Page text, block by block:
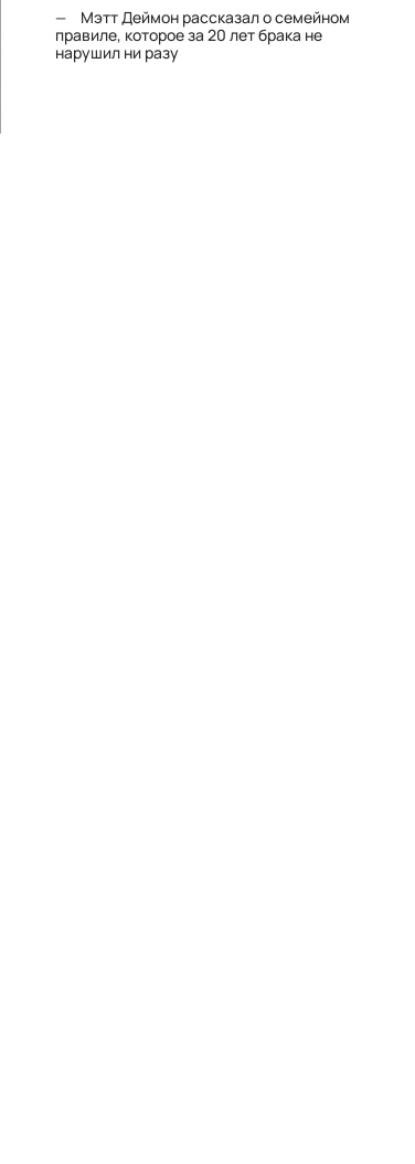
Мэтт Деймон рассказал о семейном
правиле, которое за 20 лет брака не
нарушил ни разу